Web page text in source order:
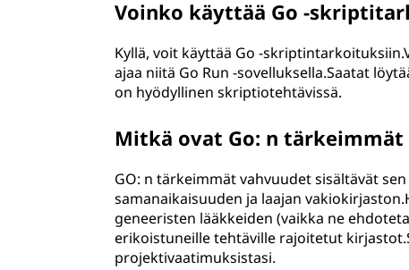
Voinko käyttää Go -
Kyllä, voit käyttää Go -
ajaa niitä Go Run -sovelluksella.Saatat
on hyödyllinen skriptiotehtävissä.
Mitkä ovat Go: n
GO: n tärkeimmät vahvuudet sisältävät
samanaikaisuuden ja laajan
geneeristen lääkkeiden (vaikka ne
erikoistuneille tehtäville rajoitetut
projektivaatimuksistasi.